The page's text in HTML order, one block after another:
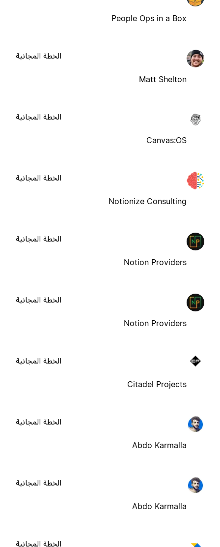
People Ops in a Box
Matt Shelton
الخطة المجانية
Canvas:OS
الخطة المجانية
Notionize Consulting
الخطة المجانية
Notion Providers
الخطة المجانية
Notion Providers
الخطة المجانية
Citadel Projects
الخطة المجانية
Abdo Karmalla
الخطة المجانية
Abdo Karmalla
الخطة المجانية
الخطة المجانية